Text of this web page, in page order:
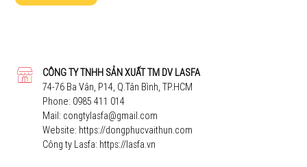
CÔNG TY TNHH SẢN XUẤT TM DV LASFA
74-76 Ba Vân, P14, Q.Tân Bình, TP.HCM
Phone: 0985 411 014
Mail: congtylasfa@gmail.com
Website: https://dongphucvaithun.com
Công ty Lasfa: https://lasfa.vn